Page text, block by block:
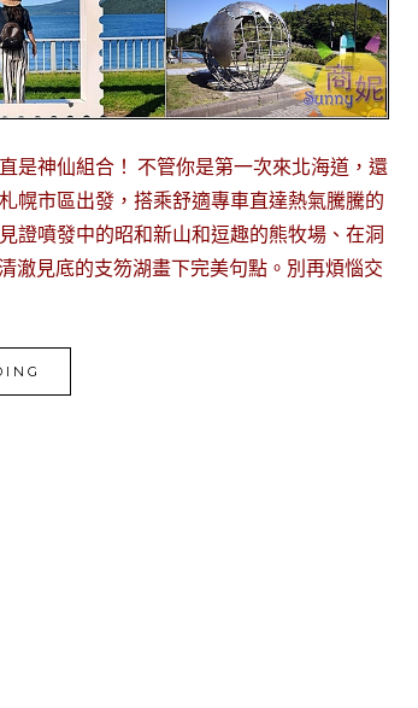
是神仙組合！ 不管你是第一次來北海道，還
幌市區出發，搭乘舒適專車直達熱氣騰騰的
證噴發中的昭和新山和逗趣的熊牧場、在洞
澈見底的支笏湖畫下完美句點。別再煩惱交